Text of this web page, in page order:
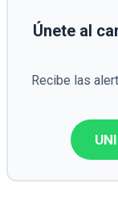
Únete al
Recibe las